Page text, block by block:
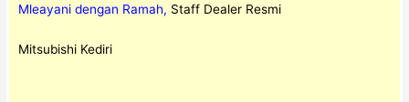
Mleayani dengan Ramah, Staff Dealer Resmi
Mitsubishi Kediri